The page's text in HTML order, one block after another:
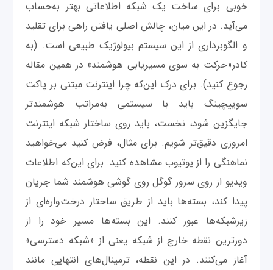
خوبی برای ساخت یک شبکه اطلاعاتی بهتر به‌حساب
می‌آید. در این میان، چالش اصلی یافتن راهی برای تقلید
و الگوبرداری از این سیستم بیولوژیک طبیعی است. (به
کادر«حرکت به سوی مسیریابی هوشمند» در همین مقاله
رجوع کنید). برای درک این‌که چرا اینترنت مبتنی بر پاکت
سوییچینگ باید با سیستمی به‌مراتب هوشمندتر
جایگزین شود، نخست، باید روی ساختار شبکه اینترنت
امروزی دقیق‌تر شویم. برای مثال، فرض کنید می‌خواهید
نماهنگی را از یوتیوب مشاهده کنید. برای این‌که اطلاعات
ویدیو از روی سرور گوگل روی گوشی هوشمند شما جریان
پیدا کند، بسته‌ها ‌باید از طریق ساختار درخت‌واره‌ای از
زیرشبکه‌ها عبور کنند. این بسته‌ها مسیر خود را از
دورترین نقطه خارج از شبکه یعنی از «شبکه دسترسی»
آغاز می‌کنند. در این نقطه، ترمینال‌های انتهایی مانند